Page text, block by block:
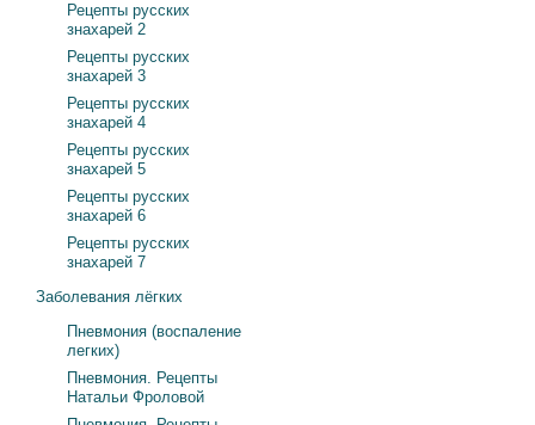
Рецепты русских
знахарей 2
Рецепты русских
знахарей 3
Рецепты русских
знахарей 4
Рецепты русских
знахарей 5
Рецепты русских
знахарей 6
Рецепты русских
знахарей 7
Заболевания лёгких
Пневмония (воспаление
легких)
Пневмония. Рецепты
Натальи Фроловой